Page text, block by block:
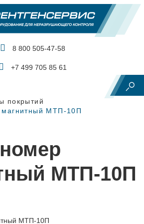
8 800 505-47-58
+7 499 705 85 61
изоляции и покрытий
покрытий
МТП-10П
МТП-10П